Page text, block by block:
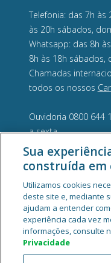
Telefonia: das 7h às
às 20h sábados,
Whatsapp: das 8h
8h às 18h sábados,
Chamadas
todos os nossos
Ouvidoria 0800 644
a sexta.
Sua
construída em
Utilizamos cookies
deste site e, mediante
ajudam a entender
experiência cada vez
informações, consulte
Privacidade